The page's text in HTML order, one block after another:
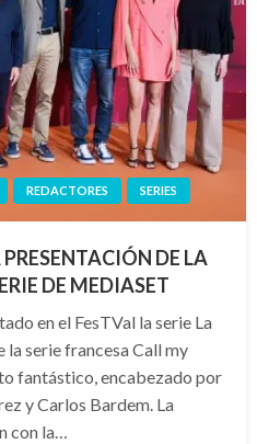
REDACTORES SERIES
DE LA
DE MEDIASET
en el FesTVal la serie La
la serie francesa Call my
fantástico, encabezado por
y Carlos Bardem. La
con la…